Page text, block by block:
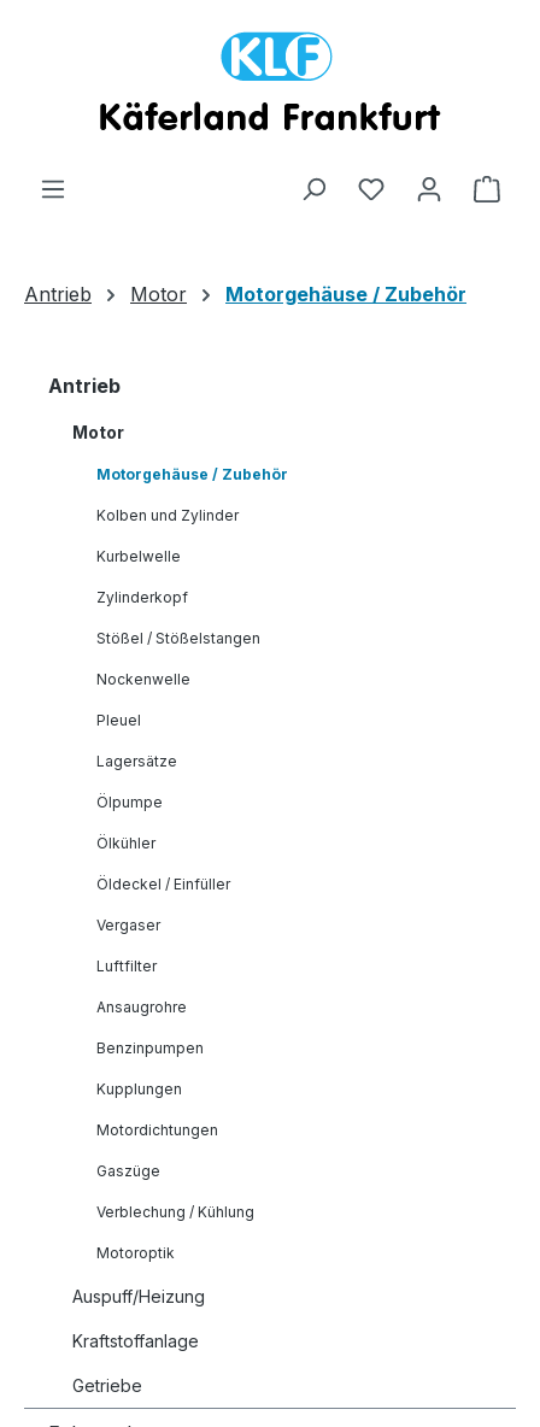
Zum Hauptinhalt springen
Antrieb Motor Motorgehäuse / Zubehör
Antrieb
Motor
Motorgehäuse / Zubehör
Kolben und Zylinder
Kurbelwelle
Zylinderkopf
Stößel / Stößelstangen
Nockenwelle
Pleuel
Lagersätze
Ölpumpe
Ölkühler
Öldeckel / Einfüller
Vergaser
Luftfilter
Ansaugrohre
Benzinpumpen
Kupplungen
Motordichtungen
Gaszüge
Verblechung / Kühlung
Motoroptik
Auspuff/Heizung
Kraftstoffanlage
Getriebe